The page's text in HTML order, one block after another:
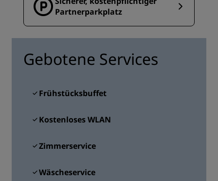
Partnerparkplatz
Gebotene Services
Frühstücksbuffet
Kostenloses WLAN
Zimmerservice
Wäscheservice